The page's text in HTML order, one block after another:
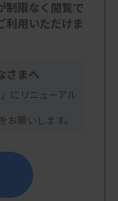
の疾患啓発
したと発表し
制限なく閲覧で
利用いただけま
さまへ
にリニューアル
願いします。